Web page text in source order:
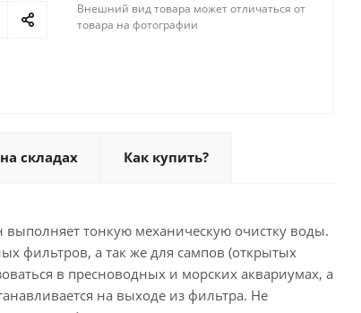
Внешний вид товара может отличаться от
товара на фотографии
складах Как купить?
тонкую механическую очистку воды.
фильтров, а так же для сампов (открытых
в пресноводных и морских аквариумах, а
на выходе из фильтра. Не